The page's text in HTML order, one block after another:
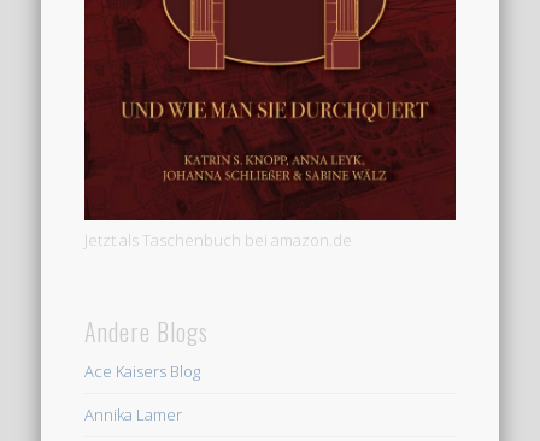
Jetzt als Taschenbuch bei amazon.de
Andere Blogs
Ace Kaisers Blog
Annika Lamer